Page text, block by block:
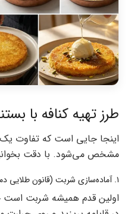
طرز تهیه کنافه با
اینجا جایی است که تفاوت
مشخص می‌شود. با دقت
۱. آماده‌سازی شربت (قانون طلایی دما)
اولین قدم همیشه شربت